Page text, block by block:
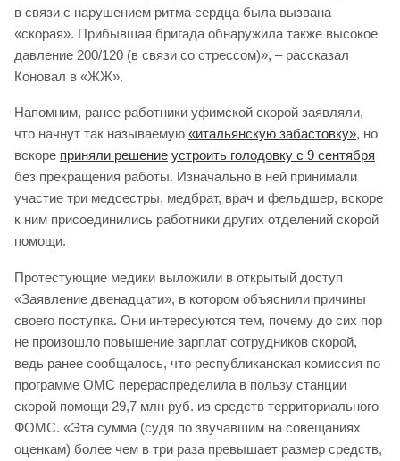
в связи с нарушением ритма сердца была вызвана
«скорая». Прибывшая бригада обнаружила также высокое
давление 200/120 (в связи со стрессом)», – рассказал
Коновал в «ЖЖ».
Напомним, ранее работники уфимской скорой заявляли,
что начнут так называемую «итальянскую забастовку», но
вскоре приняли решение устроить голодовку с 9 сентября
без прекращения работы. Изначально в ней принимали
участие три медсестры, медбрат, врач и фельдшер, вскоре
к ним присоединились работники других отделений скорой
помощи.
Протестующие медики выложили в открытый доступ
«Заявление двенадцати», в котором объяснили причины
своего поступка. Они интересуются тем, почему до сих пор
не произошло повышение зарплат сотрудников скорой,
ведь ранее сообщалось, что республиканская комиссия по
программе ОМС перераспределила в пользу станции
скорой помощи 29,7 млн руб. из средств территориального
ФОМС. «Эта сумма (судя по звучавшим на совещаниях
оценкам) более чем в три раза превышает размер средств,